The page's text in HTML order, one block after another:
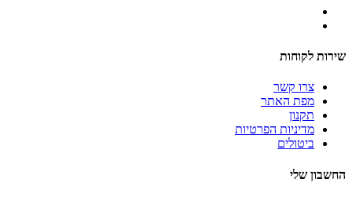
שירות לקוחות
צרו קשר
מפת האתר
תקנון
מדיניות הפרטיות
ביטולים
החשבון שלי